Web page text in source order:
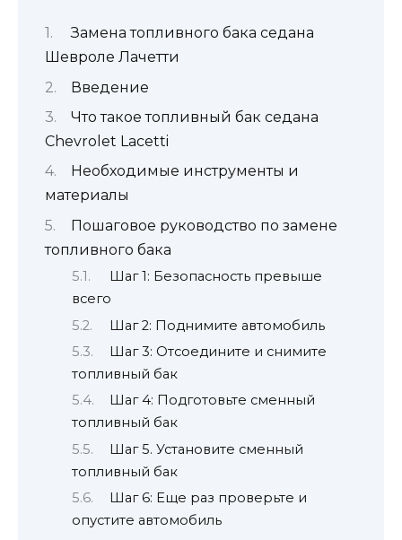
Замена топливного бака седана
Шевроле Лачетти
Введение
Что такое топливный бак седана
Chevrolet Lacetti
Необходимые инструменты и
материалы
Пошаговое руководство по замене
топливного бака
Шаг 1: Безопасность превыше
всего
Шаг 2: Поднимите автомобиль
Шаг 3: Отсоедините и снимите
топливный бак
Шаг 4: Подготовьте сменный
топливный бак
Шаг 5. Установите сменный
топливный бак
Шаг 6: Еще раз проверьте и
опустите автомобиль